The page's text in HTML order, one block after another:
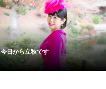
今日から立秋です